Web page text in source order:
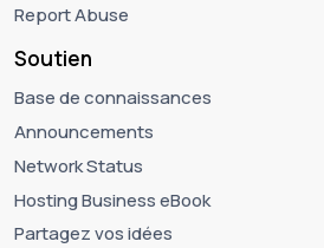
Report Abuse
Soutien
Base de connaissances
Announcements
Network Status
Hosting Business eBook
Partagez vos idées